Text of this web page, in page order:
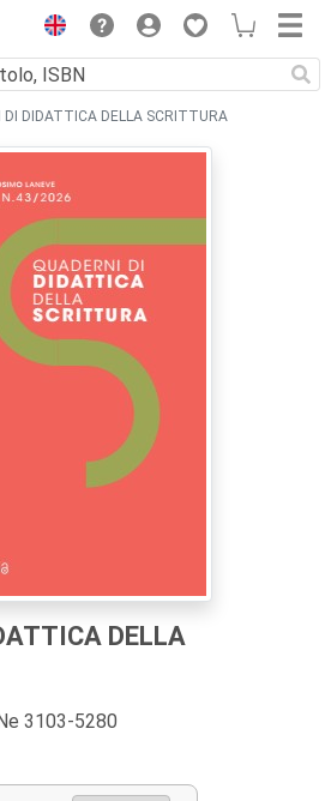
DI DIDATTICA DELLA SCRITTURA
DELLA
3103-5280